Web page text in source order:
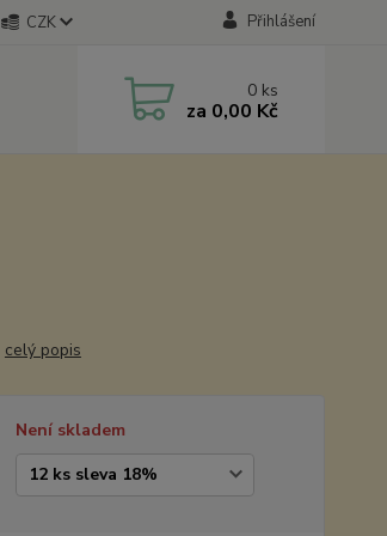
CZK Přihlášení
0 ks
za 0,00 Kč
celý popis
Není skladem